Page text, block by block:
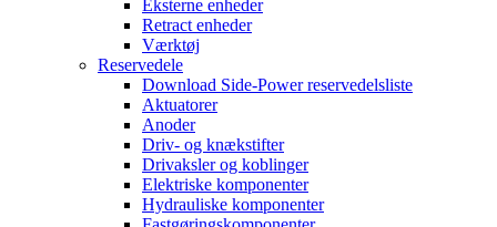
Eksterne enheder
Retract enheder
Værktøj
Reservedele
Download Side-Power reservedelsliste
Aktuatorer
Anoder
Driv- og knækstifter
Drivaksler og koblinger
Elektriske komponenter
Hydrauliske komponenter